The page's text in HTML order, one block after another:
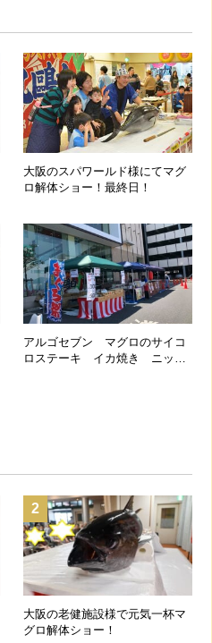
大阪のスパワールド様にてマグ
ロ解体ショー！最終日！
アルゴセブン マグロのサイコ
ロステーキ イカ焼き ニッチ
2
大阪の老健施設様で元気一杯マ
グロ解体ショー！